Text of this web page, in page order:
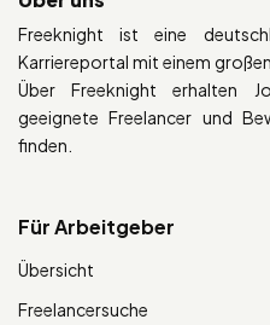
Freeknight ist eine
Karriereportal mit einem
Über Freeknight erhalten
geeignete Freelancer und
finden.
Für Arbeitgeber
Übersicht
Freelancersuche